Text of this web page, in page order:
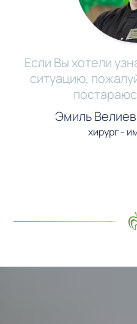
Если Вы хотели
ситуацию,
Эмиль
хирург -